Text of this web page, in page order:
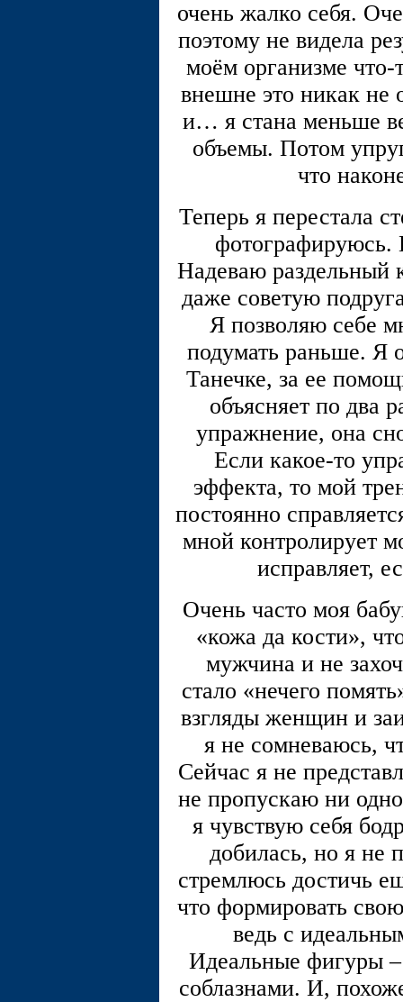
очень жалко себя.
поэтому не видела
моём организме что-
внешне это никак не
и… я стана меньше
объемы. Потом
что
Теперь я перестала
Надеваю раздельный
даже советую
Я позволяю себе
подумать раньше. Я
Танечке, за ее
объясняет по два
упражнение, она
Если какое-то
эффекта, то мой
постоянно
мной контролирует
исправляет,
Очень часто моя
«кожа да кости»,
мужчина и не
стало «нечего
взгляды женщин и
я не сомневаюсь,
Сейчас я не
не пропускаю ни
я чувствую себя
добилась, но я не
стремлюсь достичь
что формировать
ведь с
Идеальные фигуры –
соблазнами. И,